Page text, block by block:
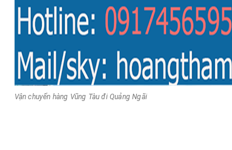
Vận chuyển hàng Vũng Tàu đi Quảng Ngãi